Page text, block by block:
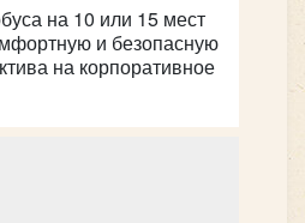
на 10 или 15 мест
и безопасную
на корпоративное